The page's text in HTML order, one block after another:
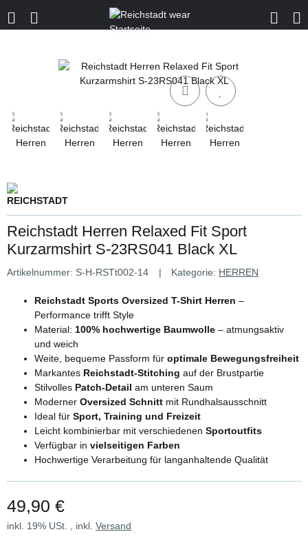
Reichstadt Herren Relaxed Fit Sport
Kurzarmshirt S-23RS041 Black XL
Artikelnummer: S-H-RSTt002-14 Kategorie: HERREN
Reichstadt Sports Oversized T-Shirt Herren –
Performance trifft Style
Material: 100% hochwertige Baumwolle – atmungsaktiv
und weich
Weite, bequeme Passform für optimale Bewegungsfreiheit
Markantes Reichstadt-Stitching auf der Brustpartie
Stilvolles Patch-Detail am unteren Saum
Moderner Oversized Schnitt mit Rundhalsausschnitt
Ideal für Sport, Training und Freizeit
Leicht kombinierbar mit verschiedenen Sportoutfits
Verfügbar in vielseitigen Farben
Hochwertige Verarbeitung für langanhaltende Qualität
49,90 €
inkl. 19% USt. , inkl. Versand